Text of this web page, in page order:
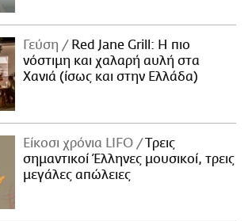
Γεύση
Red Jane Grill: Η πιο
νόστιμη και χαλαρή αυλή στα
Χανιά (ίσως και στην Ελλάδα)
Είκοσι χρόνια LIFO
Tρεις
σημαντικοί Έλληνες μουσικοί, τρεις
μεγάλες απώλειες